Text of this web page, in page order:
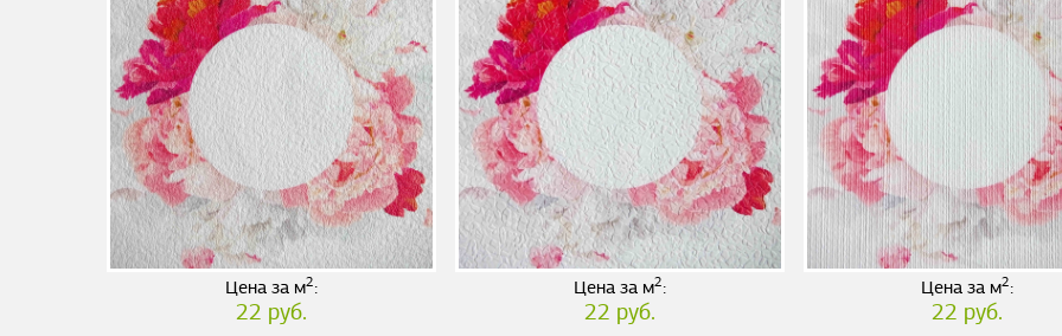
Цена за м2:
22 руб.
Цена за м2:
22 руб.
Цена за м2:
22 руб.